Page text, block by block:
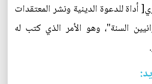
أداة للدعوة الدينية ونشر المعتقدات
السنة"، وهو الأمر الذي كتب له